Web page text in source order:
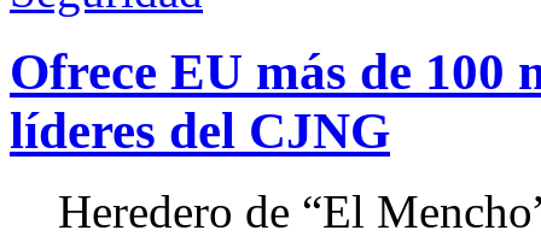
Ofrece EU más de 100
líderes del CJNG
Heredero de “El